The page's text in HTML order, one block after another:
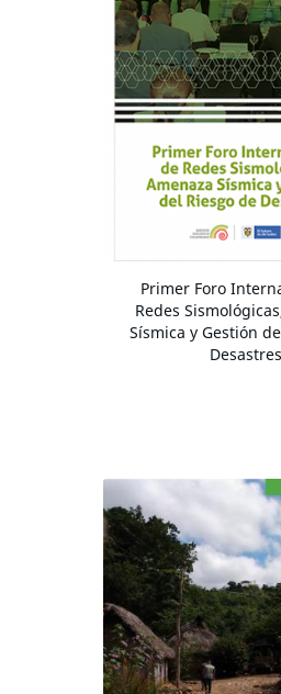
Primer Foro
Redes
Sísmica y Gestión
Desastres